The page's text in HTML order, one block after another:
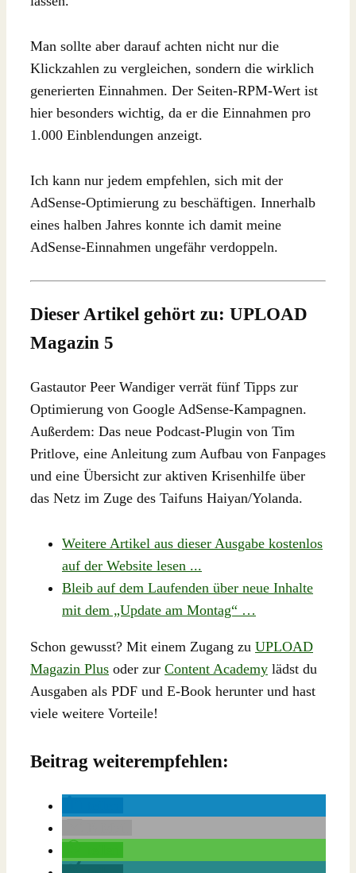
Man sollte aber darauf achten nicht nur die
Klickzahlen zu vergleichen, sondern die wirklich
generierten Einnahmen. Der Seiten-RPM-Wert ist
hier besonders wichtig, da er die Einnahmen pro
1.000 Einblendungen anzeigt.
Ich kann nur jedem empfehlen, sich mit der
AdSense-Optimierung zu beschäftigen. Innerhalb
eines halben Jahres konnte ich damit meine
AdSense-Einnahmen ungefähr verdoppeln.
Dieser Artikel gehört zu: UPLOAD
Magazin 5
Gastautor Peer Wandiger verrät fünf Tipps zur
Optimierung von Google AdSense-Kampagnen.
Außerdem: Das neue Podcast-Plugin von Tim
Pritlove, eine Anleitung zum Aufbau von Fanpages
und eine Übersicht zur aktiven Krisenhilfe über
das Netz im Zuge des Taifuns Haiyan/Yolanda.
Weitere Artikel aus dieser Ausgabe kostenlos
auf der Website lesen ...
Bleib auf dem Laufenden über neue Inhalte
mit dem „Update am Montag“ …
Schon gewusst? Mit einem Zugang zu UPLOAD
Magazin Plus oder zur Content Academy lädst du
Ausgaben als PDF und E-Book herunter und hast
viele weitere Vorteile!
Beitrag weiterempfehlen: